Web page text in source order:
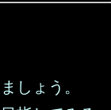
しょう。